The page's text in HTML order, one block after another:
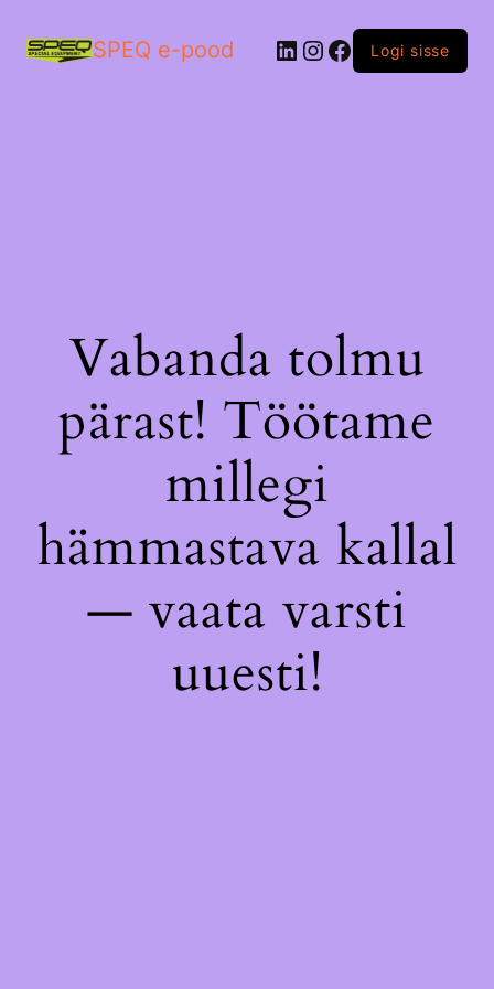
SPEQ e-pood LinkedIn
Instagram
Facebook
Logi sisse
Vabanda tolmu
pärast! Töötame
millegi
hämmastava kallal
— vaata varsti
uuesti!